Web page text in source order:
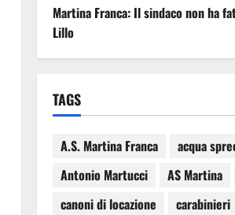
Martina Franca: Il sindaco non ha
Lillo
TAGS
A.S. Martina Franca
acqua
Antonio Martucci
AS Martina
canoni di locazione
carabinieri